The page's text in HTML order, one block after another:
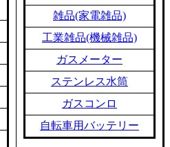
雑品(家電雑品)
工業雑品(機械雑品)
ガスメーター
ステンレス水筒
ガスコンロ
自転車用バッテリー